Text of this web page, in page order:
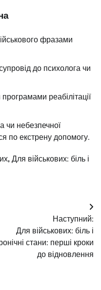
фразами
до психолога чи
реабілітації
чи небезпечної
по екстрену допомогу.
, Для військових: біль і
Наступний:
Для військових: біль і
стани: перші кроки
до відновлення